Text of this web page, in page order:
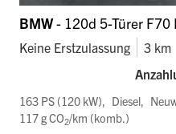
BMW- 120d 5-Türer F70
Keine Erstzulassung 3 km
163 PS (120 kW) Diesel
117 g CO2/km (komb.)